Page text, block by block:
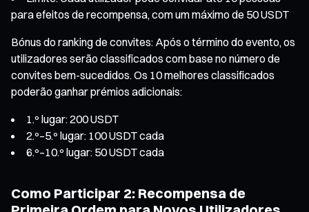
para efeitos de recompensa, com um máximo de 50 USDT
Bónus do ranking de convites: Após o término do evento, os
utilizadores serão classificados com base no número de
convites bem-sucedidos. Os 10 melhores classificados
poderão ganhar prémios adicionais:
1.º lugar: 200 USDT
2.º–5.º lugar: 100 USDT cada
6.º–10.º lugar: 50 USDT cada
Como Participar 2: Recompensa de